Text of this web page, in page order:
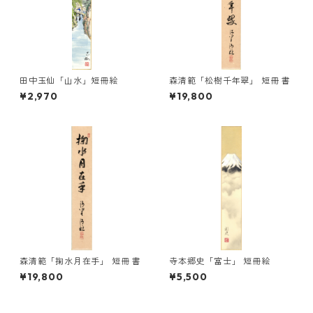
田中玉仙「山水」短冊絵
¥2,970
森清範「松樹千年翠」 短冊 書
¥19,800
森清範「掬水月在手」 短冊 書
¥19,800
寺本郷史「富士」 短冊絵
¥5,500